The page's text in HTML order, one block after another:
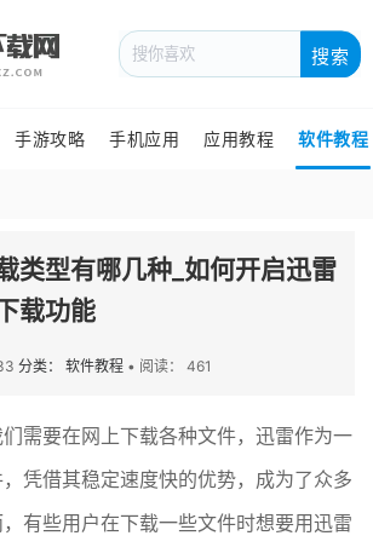
搜索
手游攻略 手机应用 应用教程 软件教程
类型有哪几种_如何开启迅雷
载功能
分类： 软件教程 • 阅读： 461
要在网上下载各种文件，迅雷作为一
凭借其稳定速度快的优势，成为了众多
有些用户在下载一些文件时想要用迅雷